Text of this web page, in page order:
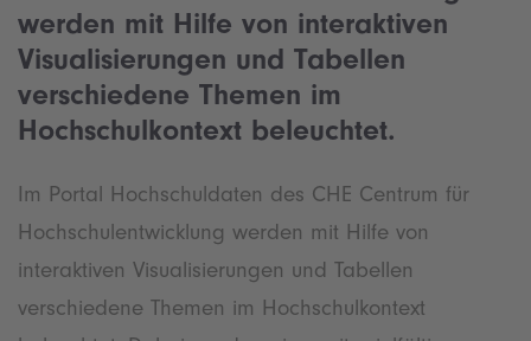
werden mit Hilfe von interaktiven
Visualisierungen und Tabellen
verschiedene Themen im
Hochschulkontext beleuchtet.
Im Portal Hochschuldaten des CHE Centrum für
Hochschulentwicklung werden mit Hilfe von
interaktiven Visualisierungen und Tabellen
verschiedene Themen im Hochschulkontext